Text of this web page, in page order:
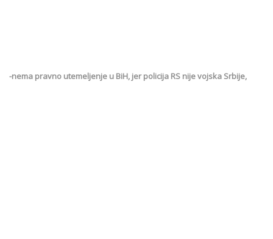
-nema pravno utemeljenje u BiH, jer policija RS nije vojska Srbije,